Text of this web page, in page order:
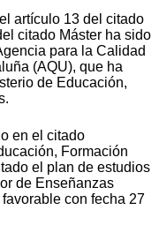
artículo 13 del citado
citado Máster ha sido
para la Calidad
(AQU), que ha
de Educación,
en el citado
Formación
el plan de estudios
de Enseñanzas
con fecha 27